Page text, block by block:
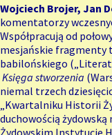
Wojciech Brojer, Jan
komentatorzy
Współpracują od
mesjańskie fragmenty
babilońskiego
Księga stworzenia
niemal trzech
„Kwartalniku Historii
duchowością
Żydowskim Instytucie